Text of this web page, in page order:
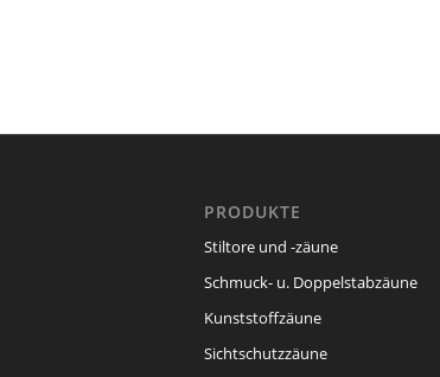
PRODUKTE
Stiltore und -zäune
Schmuck- u. Doppelstabzäune
Kunststoffzäune
Sichtschutzzäune